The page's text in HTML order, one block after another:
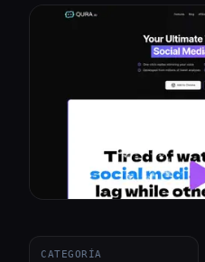
Comparar herramientas
CATEGORÍA